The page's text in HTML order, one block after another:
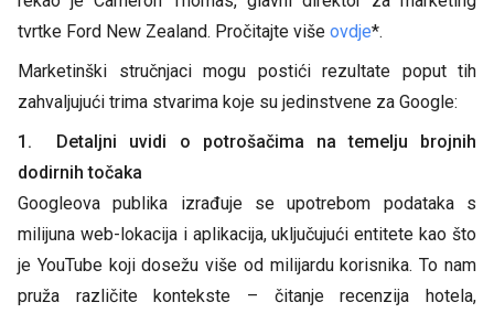
tvrtke Ford New Zealand. Pročitajte više ovdje*.
Marketinški stručnjaci mogu postići rezultate poput tih
zahvaljujući trima stvarima koje su jedinstvene za Google:
1. Detaljni uvidi o potrošačima na temelju brojnih
dodirnih točaka
Googleova publika izrađuje se upotrebom podataka s
milijuna web-lokacija i aplikacija, uključujući entitete kao što
je YouTube koji dosežu više od milijardu korisnika. To nam
pruža različite kontekste – čitanje recenzija hotela,